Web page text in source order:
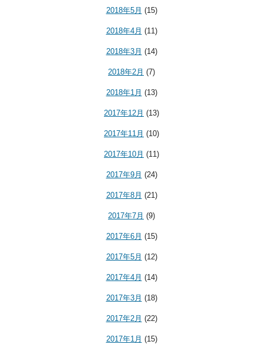
2018年5月 (15)
2018年4月 (11)
2018年3月 (14)
2018年2月 (7)
2018年1月 (13)
2017年12月 (13)
2017年11月 (10)
2017年10月 (11)
2017年9月 (24)
2017年8月 (21)
2017年7月 (9)
2017年6月 (15)
2017年5月 (12)
2017年4月 (14)
2017年3月 (18)
2017年2月 (22)
2017年1月 (15)